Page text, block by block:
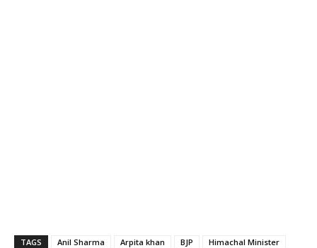
TAGS Anil Sharma Arpita khan BJP
Himachal Minister